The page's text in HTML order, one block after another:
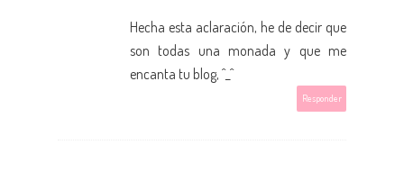
Hecha esta aclaración, he de decir que
son todas una monada y que me
encanta tu blog, ^_^
Responder